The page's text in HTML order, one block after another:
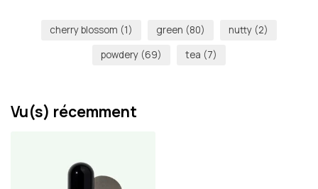
cherry blossom (1) green (80) nutty (2)
powdery (69) tea (7)
Vu(s) récemment